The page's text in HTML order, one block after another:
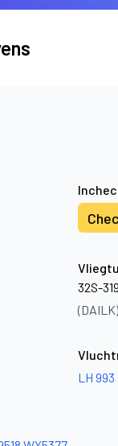
32S-319
(DAILK)
LH 993